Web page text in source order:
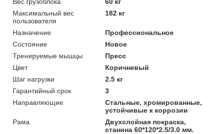
Максимальный вес
пользователя
182 кг
Назначение
Профессиональное
Состояние
Новое
Тренируемые мышцы
Пресс
Цвет
Коричневый
Шаг нагрузки
2.5 кг
Гарантийный срок
3
Направляющие
Стальные, хромированные,
устойчивые к коррозии
Рама
Двухслойная покраска,
станина 60*120*2.5/3.0 мм.